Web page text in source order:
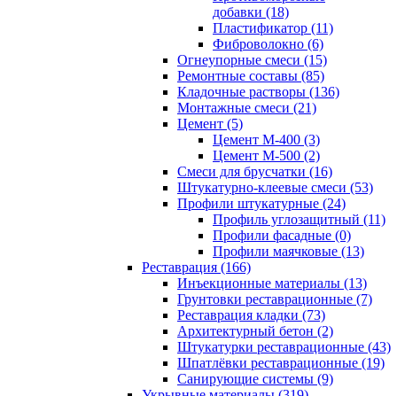
добавки (18)
Пластификатор (11)
Фиброволокно (6)
Огнеупорные смеси (15)
Ремонтные составы (85)
Кладочные растворы (136)
Монтажные смеси (21)
Цемент (5)
Цемент М-400 (3)
Цемент М-500 (2)
Смеси для брусчатки (16)
Штукатурно-клеевые смеси (53)
Профили штукатурные (24)
Профиль углозащитный (11)
Профили фасадные (0)
Профили маячковые (13)
Реставрация (166)
Инъекционные материалы (13)
Грунтовки реставрационные (7)
Реставрация кладки (73)
Архитектурный бетон (2)
Штукатурки реставрационные (43)
Шпатлёвки реставрационные (19)
Санирующие системы (9)